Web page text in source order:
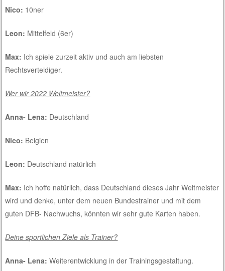
Nico: 10ner
Leon: Mittelfeld (6er)
Max: Ich spiele zurzeit aktiv und auch am liebsten
Rechtsverteidiger.
Wer wir 2022 Weltmeister?
Anna- Lena: Deutschland
Nico: Belgien
Leon: Deutschland natürlich
Max: Ich hoffe natürlich, dass Deutschland dieses Jahr Weltmeister
wird und denke, unter dem neuen Bundestrainer und mit dem
guten DFB- Nachwuchs, könnten wir sehr gute Karten haben.
Deine sportlichen Ziele als Trainer?
Anna- Lena:Weiterentwicklung in der Trainingsgestaltung.